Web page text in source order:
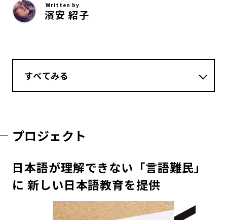
Written by
濱安 紹子
すべてみる
プロジェクト
日本語が理解できない「言語難民」
に 新しい日本語教育を提供